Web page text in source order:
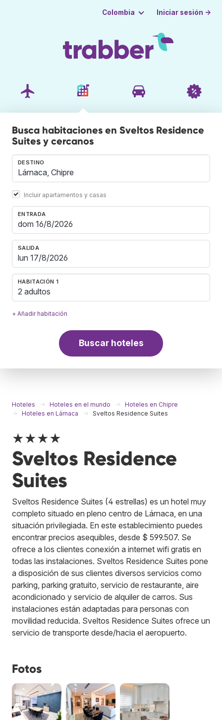
Colombia Iniciar sesión →
Busca habitaciones en Sveltos Residence
Suites y cercanos
DESTINO
Incluir apartamentos y casas
ENTRADA
SALIDA
HABITACIÓN 1
2 adultos
+ Añadir habitación
Buscar hoteles
Hoteles Hoteles en el mundo
Hoteles en Chipre
Hoteles en Lárnaca
Sveltos Residence Suites
★★★★
Sveltos Residence
Suites
Sveltos Residence Suites (4 estrellas) es un hotel muy
completo situado en pleno centro de Lárnaca, en una
situación privilegiada. En este establecimiento puedes
encontrar precios asequibles, desde $ 599.507. Se
ofrece a los clientes conexión a internet wifi gratis en
todas las instalaciones. Sveltos Residence Suites pone
a disposición de sus clientes diversos servicios como
parking, parking gratuito, servicio de restaurante, aire
acondicionado y servicio de alquiler de carros. Sus
instalaciones están adaptadas para personas con
movilidad reducida. Sveltos Residence Suites ofrece un
servicio de transporte desde/hacia el aeropuerto.
Fotos